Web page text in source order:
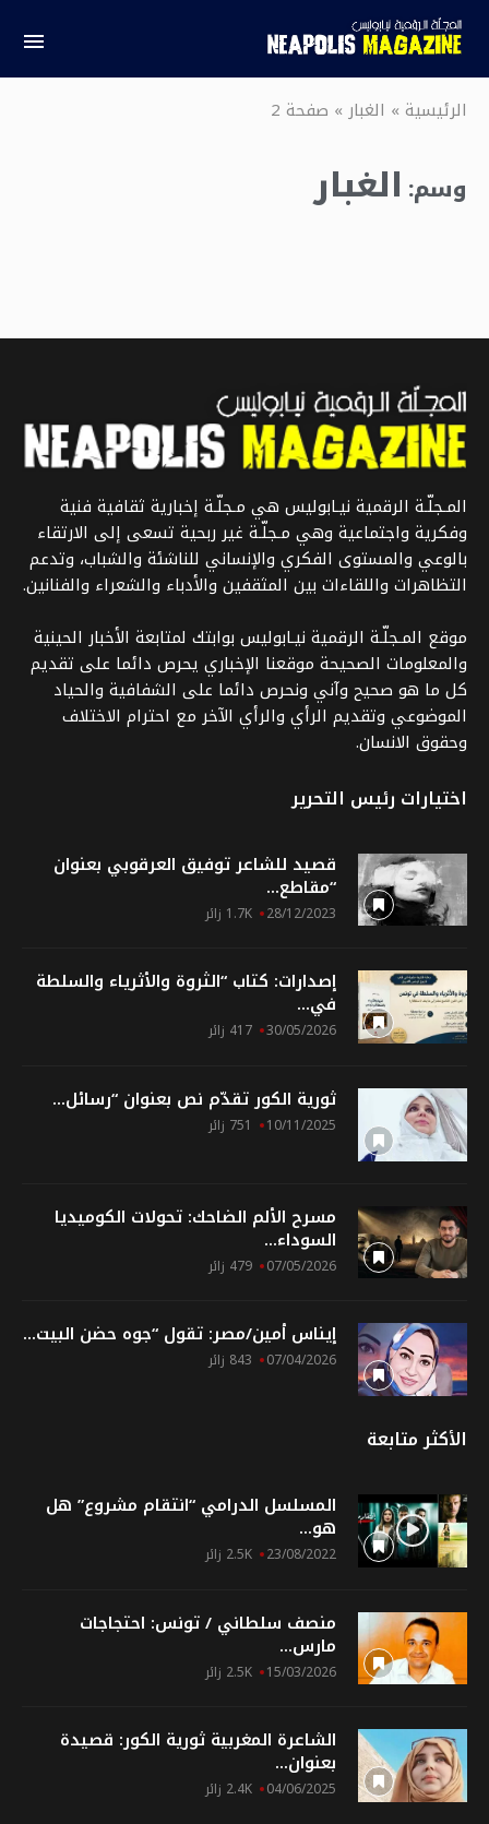
الرئيسية» الغبار » صفحة 2
وسم: الغبار
المـجلّـة الرقمية نيـابوليس هي مـجلّـة إخبارية ثقافية فنية
وفكرية واجتماعية وهي مـجلّـة غير ربحية تسعى إلى الارتقاء
بالوعي والمستوى الفكري والإنساني للناشئة والشباب، وتدعم
التظاهرات واللقاءات بين المثقفين والأدباء والشعراء والفنانين.
موقع المـجلّـة الرقمية نيـابوليس بوابتك لمتابعة الأخبار الحينية
والمعلومات الصحيحة موقعنا الإخباري يحرص دائما على تقديم
كل ما هو صحيح وآني ونحرص دائما على الشفافية والحياد
الموضوعي وتقديم الرأي والرأي الآخر مع احترام الاختلاف
وحقوق الانسان.
اختيارات رئيس التحرير
قصيد للشاعر توفيق العرقوبي بعنوان
“مقاطع...
28/12/2023 1.7K زائر
إصدارات: كتاب “الثروة والأثرياء والسلطة
في...
30/05/2026 417 زائر
ثورية الكور تقدّم نص بعنوان “رسائل...
10/11/2025 751 زائر
مسرح الألم الضاحك: تحولات الكوميديا
السوداء...
07/05/2026 479 زائر
إيناس أمين/مصر: تقول “جوه حضن البيت...
07/04/2026 843 زائر
الأكثر متابعة
المسلسل الدرامي “انتقام مشروع” هل
هو...
23/08/2022 2.5K زائر
منصف سلطاني / تونس: احتجاجات
مارس...
15/03/2026 2.5K زائر
الشاعرة المغربية ثورية الكور: قصيدة
بعنوان...
04/06/2025 2.4K زائر